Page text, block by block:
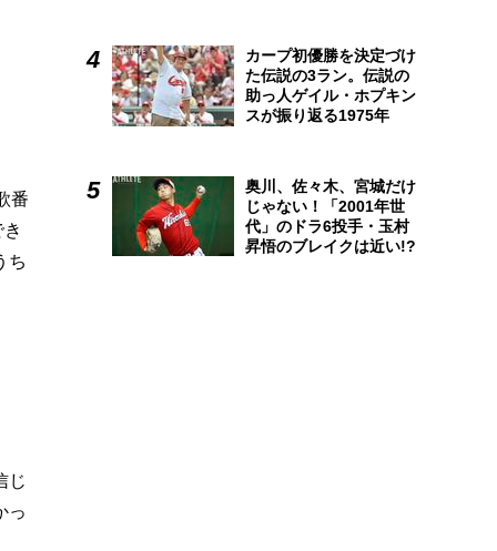
番
ち
じ
っ
カープ初優勝を決定づけ
た伝説の3ラン。伝説の
助っ人ゲイル・ホプキン
スが振り返る1975年
奥川、佐々木、宮城だけ
じゃない！「2001年世
代」のドラ6投手・玉村
昇悟のブレイクは近い!?